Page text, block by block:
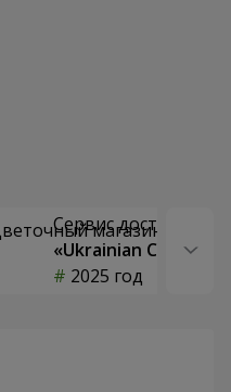
Сервис доставки
«Ukrainian Choice»
2025 год